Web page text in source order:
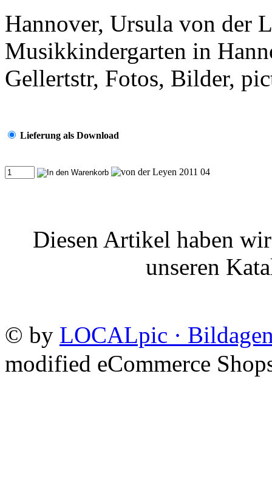
Hannover, Ursula von der
Musikkindergarten in
Gellertstr, Fotos, Bilder,
Lieferung als Download
Diesen Artikel haben
unseren
© by LOCALpic ·
modified eCommerce